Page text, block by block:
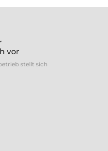
stellt sich